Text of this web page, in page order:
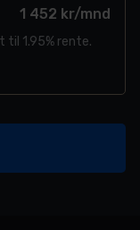
1 452 kr/mnd
til 1.95% rente.